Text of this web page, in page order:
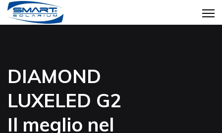
DIAMOND
LUXELED G2
Il meglio nel